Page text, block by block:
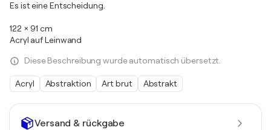
Versand & rückgabe
Es ist eine Entscheidung.
122 × 91 cm
Acryl auf Leinwand
Diese Beschreibung wurde automatisch übersetzt.
Acryl Abstraktion Art brut Abstrakt